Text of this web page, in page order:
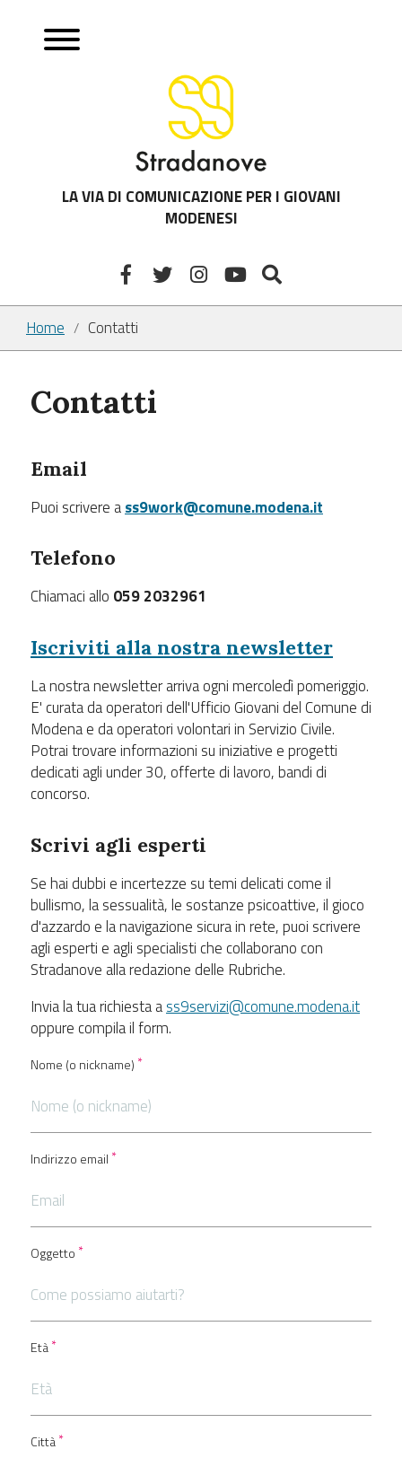
LA VIA DI COMUNICAZIONE PER I GIOVANI
MODENESI
Home / Contatti
Contatti
Email
Puoi scrivere ass9work@comune.modena.it
Telefono
Chiamaci allo 059 2032961
Iscriviti alla nostra newsletter
La nostra newsletter arriva ogni mercoledì pomeriggio.
E' curata da operatori dell'Ufficio Giovani del Comune di
Modena e da operatori volontari in Servizio Civile.
Potrai trovare informazioni su iniziative e progetti
dedicati agli under 30, offerte di lavoro, bandi di
concorso.
Scrivi agli esperti
Se hai dubbi e incertezze su temi delicati come il
bullismo, la sessualità, le sostanze psicoattive, il gioco
d'azzardo e la navigazione sicura in rete, puoi scrivere
agli esperti e agli specialisti che collaborano con
Stradanove alla redazione delle Rubriche.
Invia la tua richiesta ass9servizi@comune.modena.it
oppure compila il form.
Nome (o nickname)
Indirizzo email
Oggetto
Età
Città